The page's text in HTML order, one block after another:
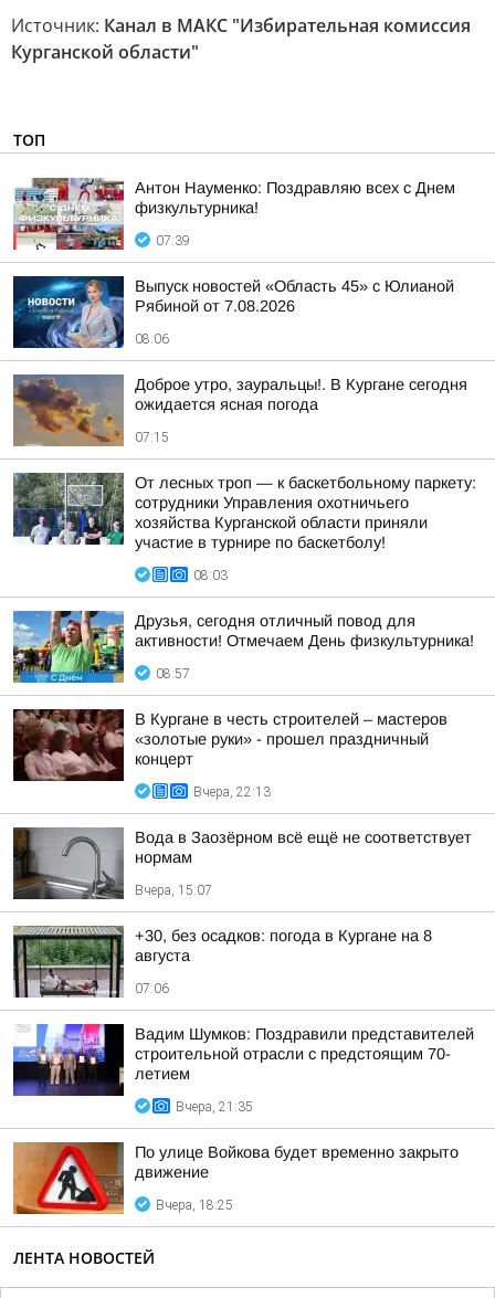
Источник: Канал в МАКС "Избирательная комиссия
Курганской области"
ТОП
Антон Науменко: Поздравляю всех с Днем
физкультурника!
07:39
Выпуск новостей «Область 45» с Юлианой
Рябиной от 7.08.2026
08:06
Доброе утро, зауральцы!. В Кургане сегодня
ожидается ясная погода
07:15
От лесных троп — к баскетбольному паркету:
сотрудники Управления охотничьего
хозяйства Курганской области приняли
участие в турнире по баскетболу!
08:03
Друзья, сегодня отличный повод для
активности! Отмечаем День физкультурника!
08:57
В Кургане в честь строителей – мастеров
«золотые руки» - прошел праздничный
концерт
Вчера, 22:13
Вода в Заозёрном всё ещё не соответствует
нормам
Вчера, 15:07
+30, без осадков: погода в Кургане на 8
августа
07:06
Вадим Шумков: Поздравили представителей
строительной отрасли с предстоящим 70-
летием
Вчера, 21:35
По улице Войкова будет временно закрыто
движение
Вчера, 18:25
ЛЕНТА НОВОСТЕЙ